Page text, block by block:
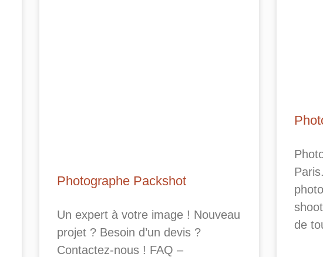
Photographe Packshot
Un expert à votre image ! Nouveau
projet ? Besoin d’un devis ?
Contactez-nous ! FAQ –
de